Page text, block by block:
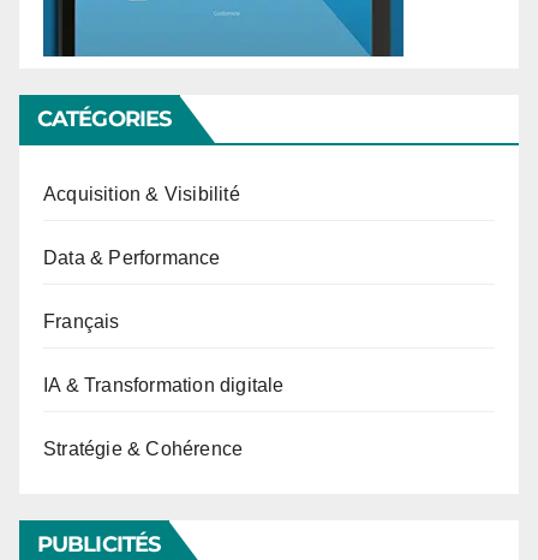
CATÉGORIES
Acquisition & Visibilité
Data & Performance
Français
IA & Transformation digitale
Stratégie & Cohérence
PUBLICITÉS